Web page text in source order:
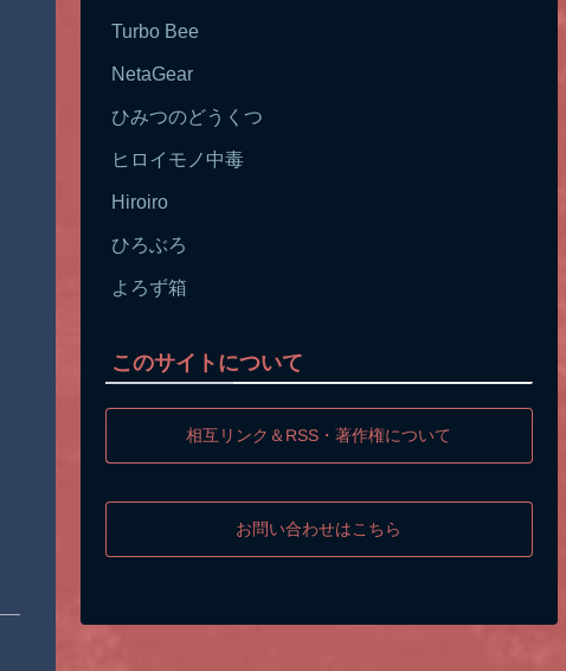
Turbo Bee
NetaGear
ひみつのどうくつ
ヒロイモノ中毒
Hiroiro
ひろぶろ
よろず箱
このサイトについて
相互リンク＆RSS・著作権について
お問い合わせはこちら